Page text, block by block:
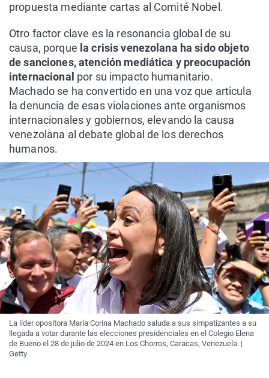
propuesta mediante cartas al Comité Nobel.
Otro factor clave es la resonancia global de su
causa, porque la crisis venezolana ha sido objeto
de sanciones, atención mediática y preocupación
internacional por su impacto humanitario.
Machado se ha convertido en una voz que articula
la denuncia de esas violaciones ante organismos
internacionales y gobiernos, elevando la causa
venezolana al debate global de los derechos
humanos.
La líder opositora María Corina Machado saluda a sus simpatizantes a su
llegada a votar durante las elecciones presidenciales en el Colegio Elena
de Bueno el 28 de julio de 2024 en Los Chorros, Caracas, Venezuela. |
Getty